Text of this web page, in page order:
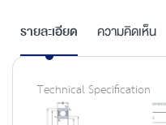
รายละเอียด
Technical Specification
ความคิดเห็น